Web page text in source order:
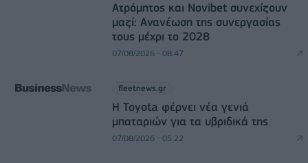
Ατρόμητος και Novibet συνεχίζουν
μαζί: Ανανέωση της συνεργασίας
τους μέχρι το 2028
07/08/2026 - 08:47
fleetnews.gr
Η Toyota φέρνει νέα γενιά
μπαταριών για τα υβριδικά της
07/08/2026 - 05:22